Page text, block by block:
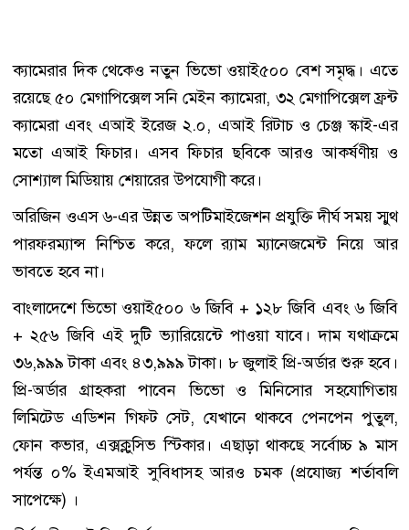
ক্যামেরার দিক থেকেও নতুন ভিভো ওয়াই৫০০ বেশ সমৃদ্ধ। এতে
রয়েছে ৫০ মেগাপিক্সেল সনি মেইন ক্যামেরা, ৩২ মেগাপিক্সেল ফ্রন্ট
ক্যামেরা এবং এআই ইরেজ ২.০, এআই রিটাচ ও চেঞ্জ স্কাই-এর
মতো এআই ফিচার। এসব ফিচার ছবিকে আরও আকর্ষণীয় ও
সোশ্যাল মিডিয়ায় শেয়ারের উপযোগী করে।
অরিজিন ওএস ৬-এর উন্নত অপটিমাইজেশন প্রযুক্তি দীর্ঘ সময় স্মুথ
পারফরম্যান্স নিশ্চিত করে, ফলে র‍্যাম ম্যানেজমেন্ট নিয়ে আর
ভাবতে হবে না।
বাংলাদেশে ভিভো ওয়াই৫০০ ৬ জিবি + ১২৮ জিবি এবং ৬ জিবি
+ ২৫৬ জিবি এই দুটি ভ্যারিয়েন্টে পাওয়া যাবে। দাম যথাক্রমে
৩৬,৯৯৯ টাকা এবং ৪৩,৯৯৯ টাকা। ৮ জুলাই প্রি-অর্ডার শুরু হবে।
প্রি-অর্ডার গ্রাহকরা পাবেন ভিভো ও মিনিসোর সহযোগিতায়
লিমিটেড এডিশন গিফট সেট, যেখানে থাকবে পেনপেন পুতুল,
ফোন কভার, এক্সক্লুসিভ স্টিকার। এছাড়া থাকছে সর্বোচ্চ ৯ মাস
পর্যন্ত ০% ইএমআই সুবিধাসহ আরও চমক (প্রযোজ্য শর্তাবলি
সাপেক্ষে) ।